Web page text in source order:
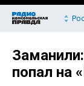
попал на